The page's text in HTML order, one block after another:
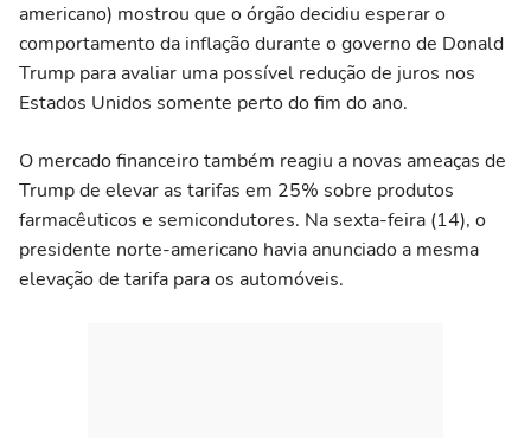
americano) mostrou que o órgão decidiu esperar o
comportamento da inflação durante o governo de Donald
Trump para avaliar uma possível redução de juros nos
Estados Unidos somente perto do fim do ano.
O mercado financeiro também reagiu a novas ameaças de
Trump de elevar as tarifas em 25% sobre produtos
farmacêuticos e semicondutores. Na sexta-feira (14), o
presidente norte-americano havia anunciado a mesma
elevação de tarifa para os automóveis.